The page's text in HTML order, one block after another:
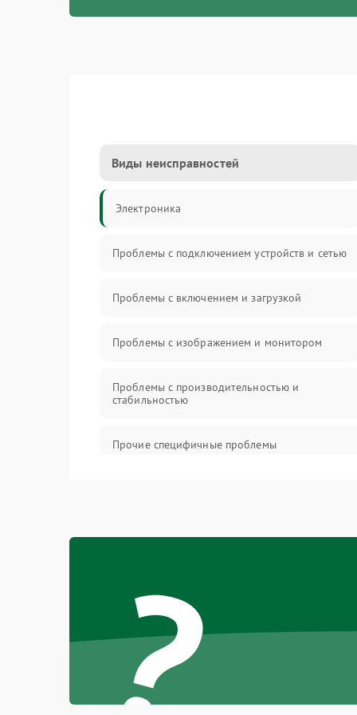
Виды неисправностей
Электроника
Проблемы с подключением устройств и сетью
Проблемы с включением и загрузкой
Проблемы с изображением и монитором
Проблемы с производительностью и
стабильностью
Прочие специфичные проблемы
Механические повреждения
Аудио
?